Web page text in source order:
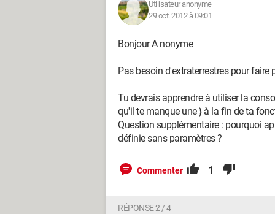
	}
//-->
	<p> Si vous désirez connaître l'actualité, les nouveautés et les promotion
par e-mail !</p>
	<p>Inscription à la newsletter : </p>
	<form  method="Post" action="./content/inscrinews.php" name="formulaire"
onsubmit="return veriform(this)">
			<tr >
				<td><input type="submit" value="Enregistrer" /></td>
Utilisateur anonyme
29 oct. 2012 à 09:01
Bonjour A nonyme
Pas besoin d'extraterrestres pour faire
Tu devrais apprendre à utiliser la
qu'il te manque une } à la fin de ta
Question supplémentaire : pourquoi
définie sans paramètres ?
Commenter 1
RÉPONSE 2 / 4